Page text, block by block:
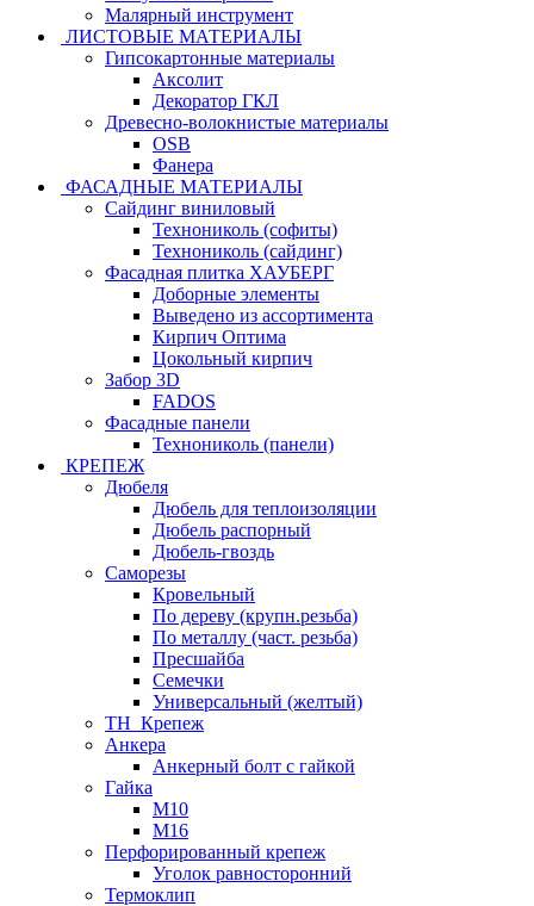
Малярный инструмент
ЛИСТОВЫЕ МАТЕРИАЛЫ
Гипсокартонные материалы
Аксолит
Декоратор ГКЛ
Древесно-волокнистые материалы
OSB
Фанера
ФАСАДНЫЕ МАТЕРИАЛЫ
Сайдинг виниловый
Технониколь (софиты)
Технониколь (сайдинг)
Фасадная плитка ХАУБЕРГ
Доборные элементы
Выведено из ассортимента
Кирпич Оптима
Цокольный кирпич
Забор 3D
FADOS
Фасадные панели
Технониколь (панели)
КРЕПЕЖ
Дюбеля
Дюбель для теплоизоляции
Дюбель распорный
Дюбель-гвоздь
Саморезы
Кровельный
По дереву (крупн.резьба)
По металлу (част. резьба)
Пресшайба
Семечки
Универсальный (желтый)
ТН_Крепеж
Анкера
Анкерный болт с гайкой
Гайка
М10
М16
Перфорированный крепеж
Уголок равносторонний
Термоклип